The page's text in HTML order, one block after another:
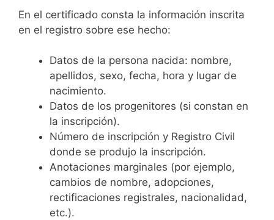
En el certificado consta la información inscrita
en el registro sobre ese hecho:
Datos de la persona nacida: nombre,
apellidos, sexo, fecha, hora y lugar de
nacimiento.
Datos de los progenitores (si constan en
la inscripción).
Número de inscripción y Registro Civil
donde se produjo la inscripción.
Anotaciones marginales (por ejemplo,
cambios de nombre, adopciones,
rectificaciones registrales, nacionalidad,
etc.).